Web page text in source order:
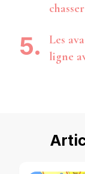
Les
ligne